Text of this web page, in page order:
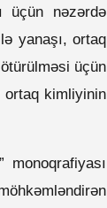
üçün nəzərdə
yanaşı, ortaq
üçün
ortaq kimliyinin